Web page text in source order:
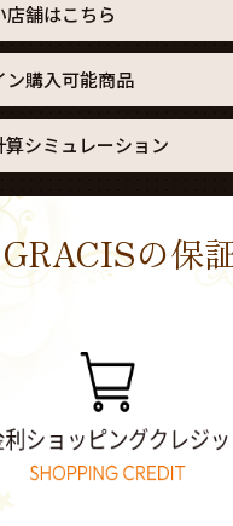
店舗はこちら
ン購入可能商品
算シミュレーション
GRACISの保